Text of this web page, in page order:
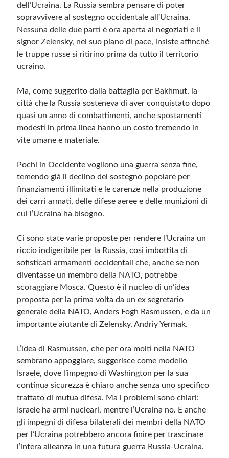
dell’Ucraina. La Russia sembra pensare di poter
sopravvivere al sostegno occidentale all’Ucraina.
Nessuna delle due parti è ora aperta ai negoziati e il
signor Zelensky, nel suo piano di pace, insiste affinché
le truppe russe si ritirino prima da tutto il territorio
ucraino.
Ma, come suggerito dalla battaglia per Bakhmut, la
città che la Russia sosteneva di aver conquistato dopo
quasi un anno di combattimenti, anche spostamenti
modesti in prima linea hanno un costo tremendo in
vite umane e materiale.
Pochi in Occidente vogliono una guerra senza fine,
temendo già il declino del sostegno popolare per
finanziamenti illimitati e le carenze nella produzione
dei carri armati, delle difese aeree e delle munizioni di
cui l’Ucraina ha bisogno.
Ci sono state varie proposte per rendere l’Ucraina un
riccio indigeribile per la Russia, così imbottita di
sofisticati armamenti occidentali che, anche se non
diventasse un membro della NATO, potrebbe
scoraggiare Mosca. Questo è il nucleo di un’idea
proposta per la prima volta da un ex segretario
generale della NATO, Anders Fogh Rasmussen, e da un
importante aiutante di Zelensky, Andriy Yermak.
L’idea di Rasmussen, che per ora molti nella NATO
sembrano appoggiare, suggerisce come modello
Israele, dove l’impegno di Washington per la sua
continua sicurezza è chiaro anche senza uno specifico
trattato di mutua difesa. Ma i problemi sono chiari:
Israele ha armi nucleari, mentre l’Ucraina no. E anche
gli impegni di difesa bilaterali dei membri della NATO
per l’Ucraina potrebbero ancora finire per trascinare
l’intera alleanza in una futura guerra Russia-Ucraina.